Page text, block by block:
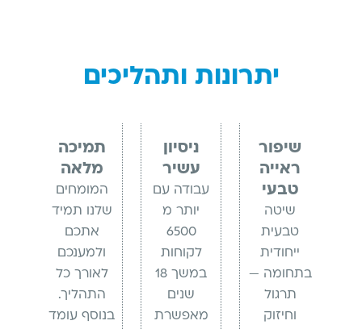
יתרונות ותהליכים
שיפור
ראייה
טבעי
שיטה
טבעית
ייחודית
בתחומה —
תרגול
וחיזוק
ניסיון
עשיר
עבודה עם
יותר מ
6500
לקוחות
במשך 18
שנים
מאפשרת
תמיכה
מלאה
המומחים
שלנו תמיד
אתכם
ולמענכם
לאורך כל
התהליך.
בנוסף עומד